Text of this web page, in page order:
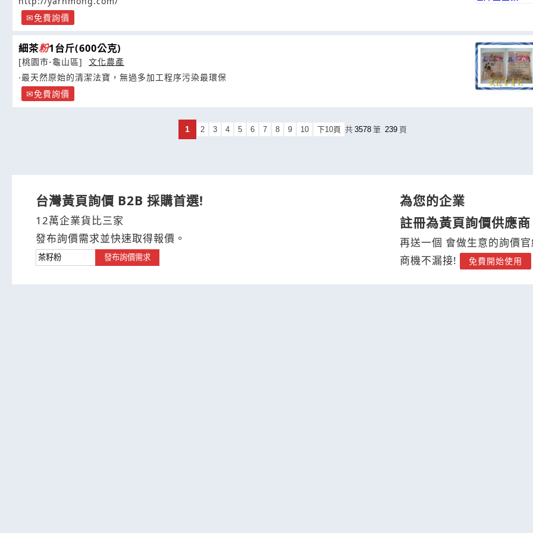
免費詢價
細茶粉1台斤(600公克)
[桃園市-龜山區]
文化農產
‧最天然原始的清潔法寶，無過多加工程序污染最環保
免費詢價
1 2 3 4 5 6 7 8 9 10 下10頁 共 3578 筆 239 頁
台灣黃頁詢價 B2B 採購首選!
12萬企業貨比三家
發布詢價需求並快速取得報價。
發布詢價需求
為您的企業
註冊為黃頁詢價供應商
再送一個 會做生意的詢價
商機不漏接!
免費開始使用